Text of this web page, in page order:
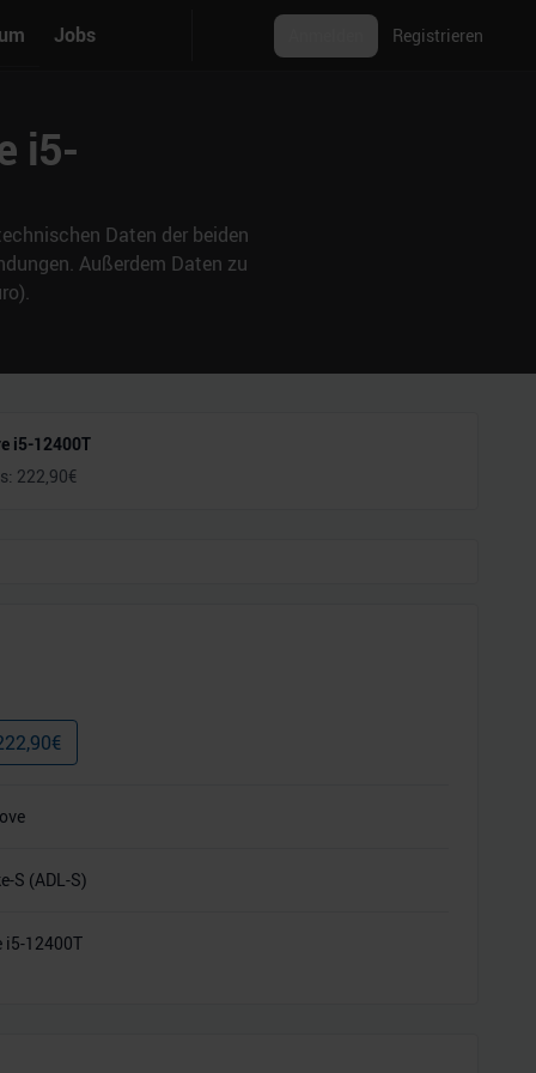
Jobs Registrieren
i5-
Daten der beiden
Außerdem Daten zu
i5-12400T
222,90€
€
S (ADL-S)
i5-12400T